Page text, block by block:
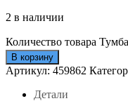
2 в наличии
Количество товара
В корзину
Артикул: 459862
Детали